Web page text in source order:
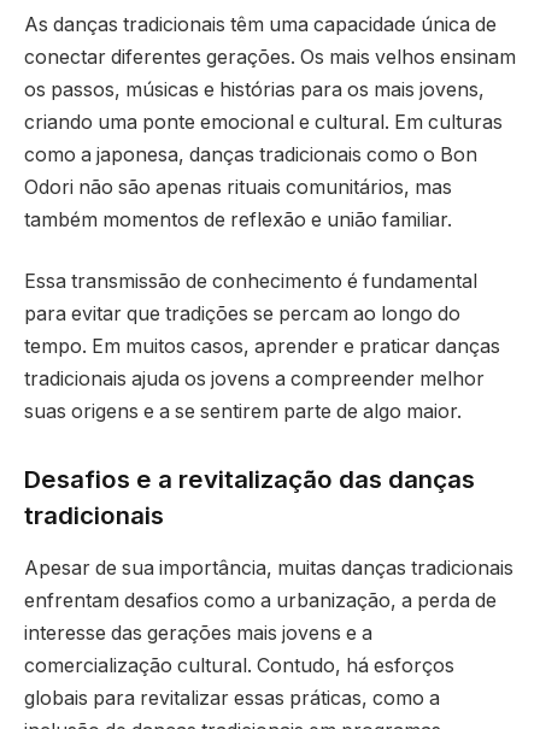
As danças tradicionais têm uma capacidade única de
conectar diferentes gerações. Os mais velhos ensinam
os passos, músicas e histórias para os mais jovens,
criando uma ponte emocional e cultural. Em culturas
como a japonesa, danças tradicionais como o Bon
Odori não são apenas rituais comunitários, mas
também momentos de reflexão e união familiar.
Essa transmissão de conhecimento é fundamental
para evitar que tradições se percam ao longo do
tempo. Em muitos casos, aprender e praticar danças
tradicionais ajuda os jovens a compreender melhor
suas origens e a se sentirem parte de algo maior.
Desafios e a revitalização das danças
tradicionais
Apesar de sua importância, muitas danças tradicionais
enfrentam desafios como a urbanização, a perda de
interesse das gerações mais jovens e a
comercialização cultural. Contudo, há esforços
globais para revitalizar essas práticas, como a